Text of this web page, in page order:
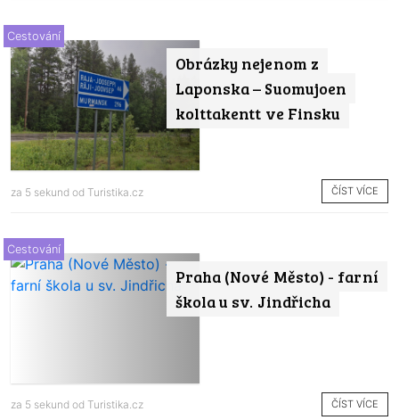
Obrázky nejenom z
Laponska – Suomujoen
kolttakentt ve Finsku
Cestování
za 5 sekund od Turistika.cz ČÍST VÍCE
Praha (Nové Město) - farní
škola u sv. Jindřicha
Cestování
za 5 sekund od Turistika.cz ČÍST VÍCE